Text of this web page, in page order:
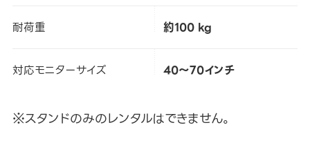
耐荷重 約100 kg
対応モニターサイズ 40～70インチ
※スタンドのみのレンタルはできません。